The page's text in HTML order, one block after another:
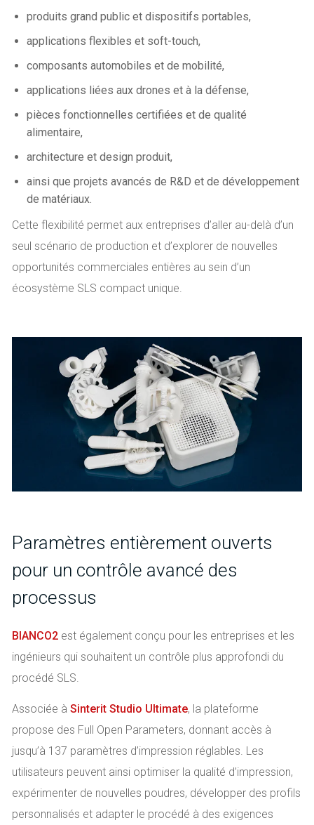
produits grand public et dispositifs portables,
applications flexibles et soft-touch,
composants automobiles et de mobilité,
applications liées aux drones et à la défense,
pièces fonctionnelles certifiées et de qualité
alimentaire,
architecture et design produit,
ainsi que projets avancés de R&D et de développement
de matériaux.
Cette flexibilité permet aux entreprises d’aller au-delà d’un
seul scénario de production et d’explorer de nouvelles
opportunités commerciales entières au sein d’un
écosystème SLS compact unique.
Paramètres entièrement ouverts
pour un contrôle avancé des
processus
BIANCO2 est également conçu pour les entreprises et les
ingénieurs qui souhaitent un contrôle plus approfondi du
procédé SLS.
Associée à Sinterit Studio Ultimate, la plateforme
propose des Full Open Parameters, donnant accès à
jusqu’à 137 paramètres d’impression réglables. Les
utilisateurs peuvent ainsi optimiser la qualité d’impression,
expérimenter de nouvelles poudres, développer des profils
personnalisés et adapter le procédé à des exigences